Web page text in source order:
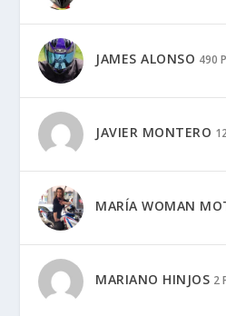
JAMES ALONSO 490
JAVIER MONTERO
MARÍA WOMAN
MARIANO HINJOS 2